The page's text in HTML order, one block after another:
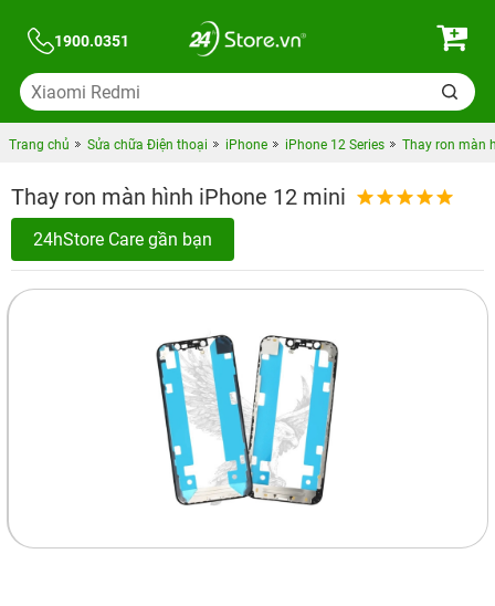
1900.0351
Trang chủ Sửa chữa Điện thoại iPhone iPhone 12 Series Thay ron màn
Thay ron màn hình iPhone 12 mini
24hStore Care gần bạn